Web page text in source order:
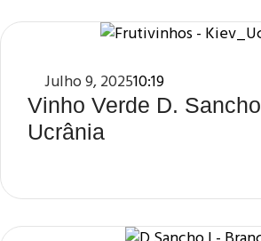
Julho 9, 202510:19
Vinho Verde D.
Ucrânia